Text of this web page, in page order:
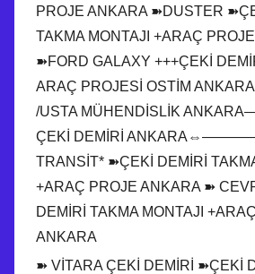
PROJE ANKARA ➽DUSTER
TAKMA MONTAJI +ARAÇ
➽FORD GALAXY +++ÇEKİ
ARAÇ PROJESİ OSTİM
/USTA MÜHENDİSLİK
ÇEKİ DEMİRİ
TRANSİT* ➽ÇEKİ DEMİRİ
+ARAÇ PROJE ANKARA ➽
DEMİRİ TAKMA MONTAJI
ANKARA
➽ VİTARA ÇEKİ DEMİRİ ➽ÇEKİ